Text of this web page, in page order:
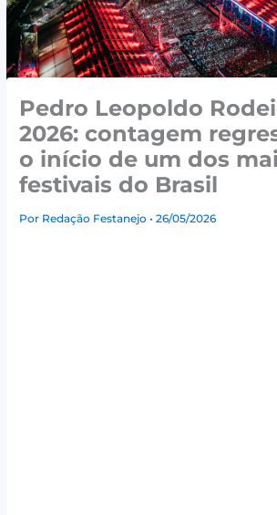
Pedro Leopoldo
2026: contagem
o início de um dos
festivais do Brasil
Por Redação Festanejo• 26/05/2026